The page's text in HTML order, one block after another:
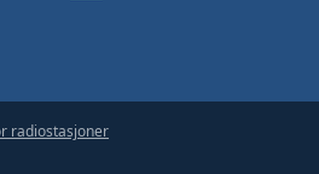
radiostasjoner